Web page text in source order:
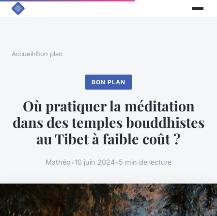
Accueil›Bon plan
BON PLAN
Où pratiquer la méditation
dans des temples bouddhistes
au Tibet à faible coût ?
Mathéo•10 juin 2024•5 min de lecture